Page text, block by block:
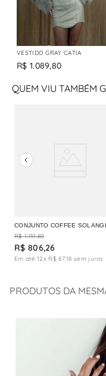
VESTIDO GRAY CATIA
R$ 1.089,80
QUEM VIU TAMBÉM
CONJUNTO COFFEE
R$ 1.151,80
R$ 806,26
Em até12x R$ 67,18 sem juros
PRODUTOS DA